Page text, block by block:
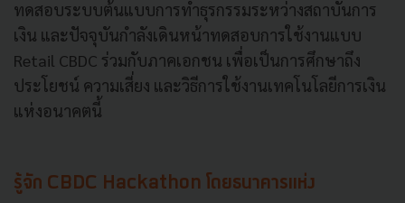
ทดสอบระบบต้นแบบการทำธุรกรรมระหว่างสถาบันการ
เงิน และปัจจุบันกำลังเดินหน้าทดสอบการใช้งานแบบ
Retail CBDC ร่วมกับภาคเอกชน เพื่อเป็นการศึกษาถึง
ประโยชน์ ความเสี่ยง และวิธีการใช้งานเทคโนโลยีการเงิน
แห่งอนาคตนี้
รู้จัก CBDC Hackathon โดยธนาคารแห่ง